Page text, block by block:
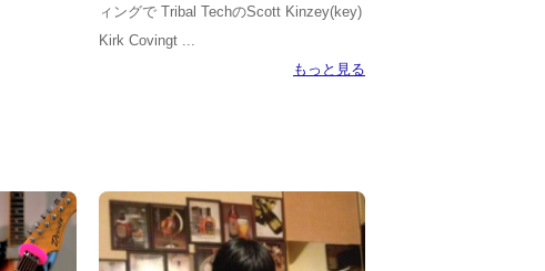
ィングで Tribal TechのScott Kinzey(key)
Kirk Covingt ...
もっと見る